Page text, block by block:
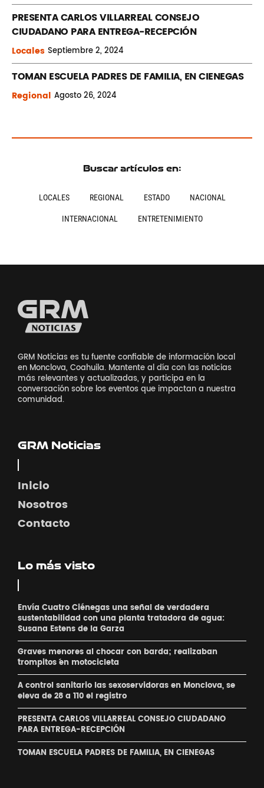
PRESENTA CARLOS VILLARREAL CONSEJO
CIUDADANO PARA ENTREGA-RECEPCIÓN
Locales Septiembre2, 2024
TOMAN ESCUELA PADRES DE FAMILIA, EN CIENEGAS
Regional Agosto26, 2024
Buscar artículos en:
LOCALES REGIONAL ESTADO NACIONAL
INTERNACIONAL ENTRETENIMIENTO
GRM Noticias es tu fuente confiable de información local
en Monclova, Coahuila. Mantente al día con las noticias
más relevantes y actualizadas, y participa en la
conversación sobre los eventos que impactan a nuestra
comunidad.
GRM Noticias
Inicio
Nosotros
Contacto
Lo más visto
Envía Cuatro Ciénegas una señal de verdadera
sustentabilidad con una planta tratadora de agua:
Susana Estens de la Garza
Graves menores al chocar con barda; realizaban
´trompitos ´en motocicleta
A control sanitario las sexoservidoras en Monclova, se
eleva de 28 a 110 el registro
PRESENTA CARLOS VILLARREAL CONSEJO CIUDADANO
PARA ENTREGA-RECEPCIÓN
TOMAN ESCUELA PADRES DE FAMILIA, EN CIENEGAS